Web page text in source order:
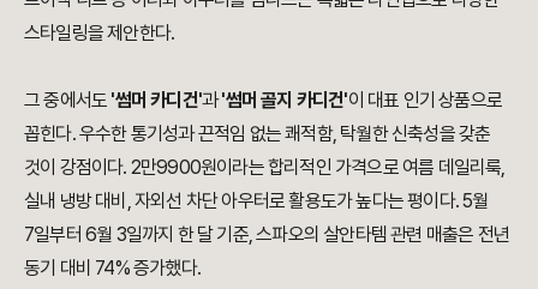
스타일링을 제안한다.
그 중에서도 '썸머 카디건'과'썸머 골지 카디건'이 대표 인기 상품으로
꼽힌다. 우수한 통기성과 끈적임 없는 쾌적함, 탁월한 신축성을 갖춘
것이 강점이다. 2만9900원이라는 합리적인 가격으로 여름 데일리룩,
실내 냉방 대비, 자외선 차단 아우터로 활용도가 높다는 평이다. 5월
7일부터 6월 3일까지 한 달 기준, 스파오의 살안타템 관련 매출은 전년
동기 대비 74% 증가했다.